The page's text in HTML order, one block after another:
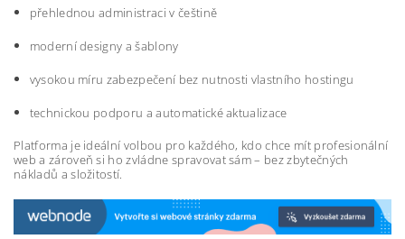
přehlednou administraci v češtině
moderní designy a šablony
vysokou míru zabezpečení bez nutnosti vlastního hostingu
technickou podporu a automatické aktualizace
Platforma je ideální volbou pro každého, kdo chce mít profesionální
web a zároveň si ho zvládne spravovat sám – bez zbytečných
nákladů a složitostí.